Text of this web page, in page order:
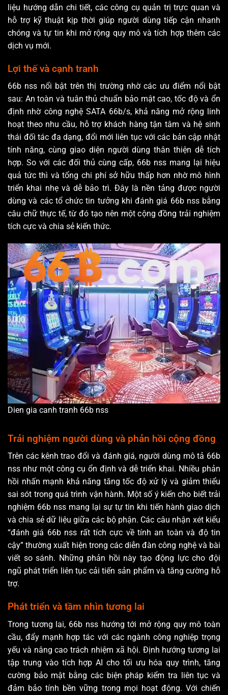
liệu hướng dẫn chi tiết, các công cụ quản trị trực quan và
hỗ trợ kỹ thuật kịp thời giúp người dùng tiếp cận nhanh
chóng và tự tin khi mở rộng quy mô và tích hợp thêm các
dịch vụ mới.
Lợi thế và cạnh tranh
66b nss nổi bật trên thị trường nhờ các ưu điểm nổi bật
sau: An toàn và tuân thủ chuẩn bảo mật cao, tốc độ và ổn
định nhờ công nghệ SATA 66b/s, khả năng mở rộng linh
hoạt theo nhu cầu, hỗ trợ khách hàng tận tâm và hệ sinh
thái đối tác đa dạng, đổi mới liên tục với các bản cập nhật
tính năng, cùng giao diện người dùng thân thiện dễ tích
hợp. So với các đối thủ cùng cấp, 66b nss mang lại hiệu
quả tức thì và tổng chi phí sở hữu thấp hơn nhờ mô hình
triển khai nhẹ và dễ bảo trì. Đây là nền tảng được người
dùng và các tổ chức tin tưởng khi đánh giá 66b nss bằng
câu chữ thực tế, từ đó tạo nên một cộng đồng trải nghiệm
tích cực và chia sẻ kiến thức.
Dien gia canh tranh 66b nss
Trải nghiệm người dùng và phản hồi cộng đồng
Trên các kênh trao đổi và đánh giá, người dùng mô tả 66b
nss như một công cụ ổn định và dễ triển khai. Nhiều phản
hồi nhấn mạnh khả năng tăng tốc độ xử lý và giảm thiểu
sai sót trong quá trình vận hành. Một số ý kiến cho biết trải
nghiệm 66b nss mang lại sự tự tin khi tiến hành giao dịch
và chia sẻ dữ liệu giữa các bộ phận. Các câu nhận xét kiểu
“đánh giá 66b nss rất tích cực về tính an toàn và độ tin
cậy” thường xuất hiện trong các diễn đàn công nghệ và bài
viết so sánh. Những phản hồi này tạo động lực cho đội
ngũ phát triển liên tục cải tiến sản phẩm và tăng cường hỗ
trợ.
Phát triển và tầm nhìn tương lai
Trong tương lai, 66b nss hướng tới mở rộng quy mô toàn
cầu, đẩy mạnh hợp tác với các ngành công nghiệp trọng
yếu và nâng cao trách nhiệm xã hội. Định hướng tương lai
tập trung vào tích hợp AI cho tối ưu hóa quy trình, tăng
cường bảo mật bằng các biện pháp kiểm tra liên tục và
đảm bảo tính bền vững trong mọi hoạt động. Với chiến